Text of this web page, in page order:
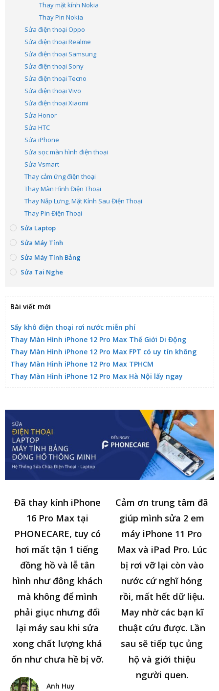
Thay mặt kính Nokia
Thay Pin Nokia
Sửa điện thoại Oppo
Sửa điện thoại Realme
Sửa điện thoại Samsung
Sửa điện thoại Sony
Sửa điện thoại Tecno
Sửa điện thoại Vivo
Sửa điện thoại Xiaomi
Sửa Honor
Sửa HTC
Sửa iPhone
Sửa sọc màn hình điện thoại
Sửa Vsmart
Thay cảm ứng điện thoại
Thay Màn Hình Điện Thoại
Thay Nắp Lưng, Mặt Kính Sau Điện Thoại
Thay Pin Điện Thoại
Sửa Laptop
Sửa Máy Tính
Sửa Máy Tính Bảng
Sửa Tai Nghe
Bài viết mới
Sấy khô điện thoại rơi nước miễn phí
Thay Màn Hình iPhone 12 Pro Max Thế Giới Di Động
Thay Màn Hình iPhone 12 Pro Max FPT có uy tín không
Thay Màn Hình iPhone 12 Pro Max TPHCM
Thay Màn Hình iPhone 12 Pro Max Hà Nội lấy ngay
Đã thay kính iPhone
16 Pro Max tại
PHONECARE, tuy có
hơi mất tận 1 tiếng
đồng hồ và lễ tân
hình như đông khách
mà không để mình
phải giục nhưng đổi
lại máy sau khi sửa
xong chất lượng khá
ổn như chưa hề bị vỡ.
Anh Huy
Cảm ơn trung tâm đã
giúp mình sửa 2 em
máy iPhone 11 Pro
Max và iPad Pro. Lúc
bị rơi vỡ lại còn vào
nước cứ nghĩ hỏng
rồi, mất hết dữ liệu.
May nhờ các bạn kĩ
thuật cứu được. Lần
sau sẽ tiếp tục ủng
hộ và giới thiệu
người quen.